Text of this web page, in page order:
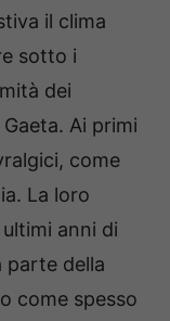
il clima
sotto i
dei
Ai primi
come
La loro
anni di
parte della
come spesso